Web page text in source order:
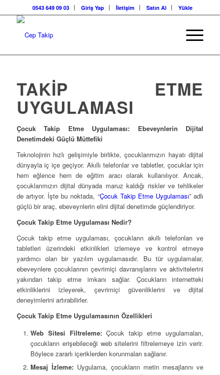
0543 649 09 03 Giriş Yap İletişim Satın Al Yükle
TAKIP ETME
UYGULAMASI
Çocuk Takip Etme Uygulaması: Ebeveynlerin Dijital
Denetimdeki Güçlü Müttefiki
Teknolojinin hızlı gelişimiyle birlikte, çocuklarımızın hayatı dijital
dünyayla iç içe geçiyor. Akıllı telefonlar ve tabletler, çocuklar için
hem eğlence hem de eğitim aracı olarak kullanılıyor. Ancak,
çocuklarımızın dijital dünyada maruz kaldığı riskler ve tehlikeler
de artıyor. İşte bu noktada, “Çocuk Takip Etme Uygulaması” adlı
güçlü bir araç, ebeveynlerin elini dijital denetimde güçlendiriyor.
Çocuk Takip Etme Uygulaması Nedir?
Çocuk takip etme uygulaması, çocukların akıllı telefonları ve
tabletleri üzerindeki etkinlikleri izlemeye ve kontrol etmeye
yardımcı olan bir yazılım uygulamasıdır. Bu tür uygulamalar,
ebeveynlere çocuklarının çevrimiçi davranışlarını ve aktivitelerini
yakından takip etme imkanı sağlar. Çocukların internetteki
etkinliklerini izleyerek, çevrimiçi güvenliklerini ve dijital
deneyimlerini artırabilirler.
Çocuk Takip Etme Uygulamasının Özellikleri
Web Sitesi Filtreleme:Çocuk takip etme uygulamaları,
çocukların erişebileceği web sitelerini filtrelemeye izin verir.
Böylece zararlı içeriklerden korunmaları sağlanır.
Mesaj İzleme:Uygulama, çocukların metin mesajlarını ve